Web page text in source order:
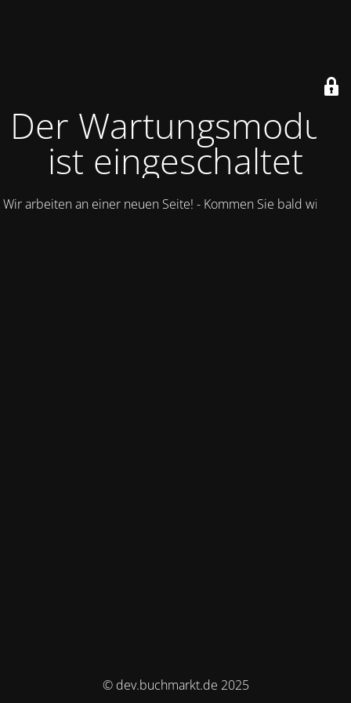
Der Wartungsmodus
ist eingeschaltet
Wir arbeiten an einer neuen Seite! - Kommen Sie bald wieder.
© dev.buchmarkt.de 2025